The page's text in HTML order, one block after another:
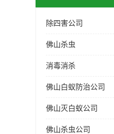
除四害公司
佛山杀虫
消毒消杀
佛山白蚁防治公司
佛山灭白蚁公司
佛山杀虫公司